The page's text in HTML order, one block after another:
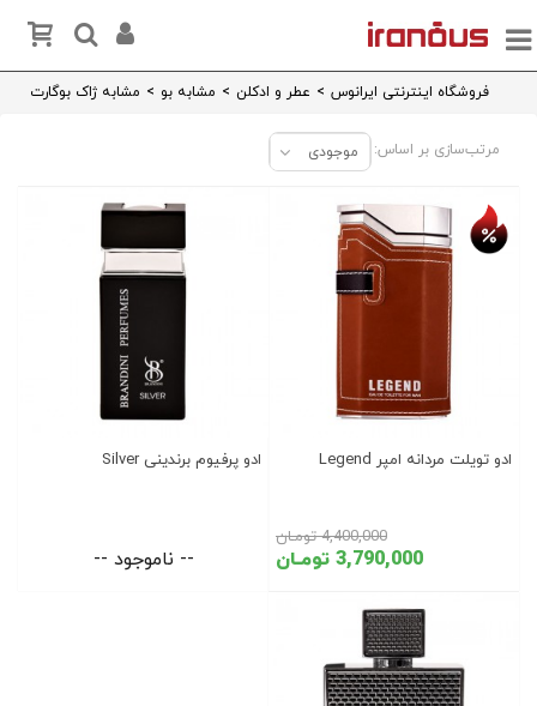
فروشگاه اینترنتی ایرانوس > عطر و ادکلن > مشابه بو > مشابه ژاک بوگارت
مرتب‌سازی بر اساس: موجودی تخفیف روز
ادو تویلت مردانه امپر Legend
3,790,000 تومـان
4,400,000 تومـان
ادو پرفیوم برندینی Silver
-- ناموجود --